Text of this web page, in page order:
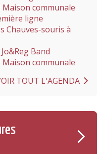
Maison communale
ligne
Chauves-souris à
Band
Maison communale
TOUT L'AGENDA